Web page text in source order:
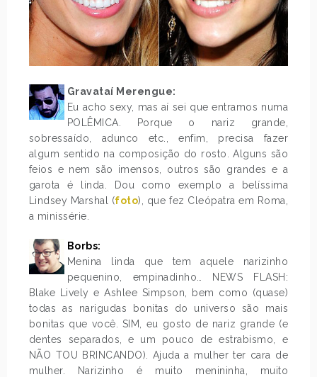
Gravataí Merengue:
Eu acho sexy, mas aí sei que entramos numa
POLÊMICA. Porque o nariz grande,
sobressaído, adunco etc., enfim, precisa fazer
algum sentido na composição do rosto. Alguns são
feios e nem são imensos, outros são grandes e a
garota é linda. Dou como exemplo a belíssima
Lindsey Marshal (foto), que fez Cleópatra em Roma,
a minissérie.
Borbs:
Menina linda que tem aquele narizinho
pequenino, empinadinho… NEWS FLASH:
Blake Lively e Ashlee Simpson, bem como (quase)
todas as narigudas bonitas do universo são mais
bonitas que você. SIM, eu gosto de nariz grande (e
dentes separados, e um pouco de estrabismo, e
NÃO TOU BRINCANDO). Ajuda a mulher ter cara de
mulher. Narizinho é muito menininha, muito